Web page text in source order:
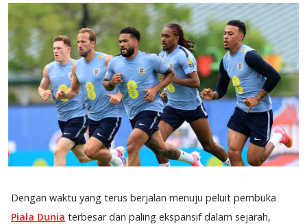
Dengan waktu yang terus berjalan menuju peluit pembuka
Piala Dunia terbesar dan paling ekspansif dalam sejarah,